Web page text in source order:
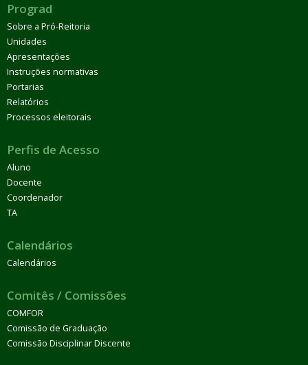
Prograd
Sobre a Pró-Reitoria
Unidades
Apresentações
Instruções normativas
Portarias
Relatórios
Processos eleitorais
Perfis de Acesso
Aluno
Docente
Coordenador
TA
Calendários
Calendários
Comitês / Comissões
COMFOR
Comissão de Graduação
Comissão Disciplinar Discente